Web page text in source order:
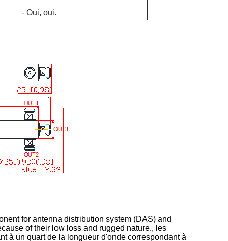
- Oui, oui.
for antenna distribution system (DAS) and
of their low loss and rugged nature., les
à un quart de la longueur d'onde correspondant à